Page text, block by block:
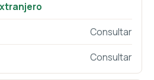
Consultar
Consultar